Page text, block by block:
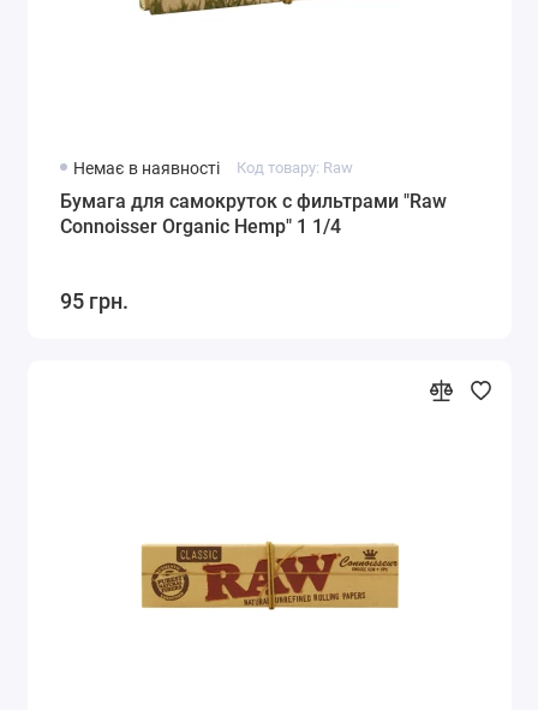
Немає в наявності Код товару: Raw
Бумага для самокруток с фильтрами "Raw
Connoisser Organic Hemp" 1 1/4
95 грн.